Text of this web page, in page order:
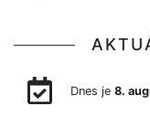
Dnes je 8.